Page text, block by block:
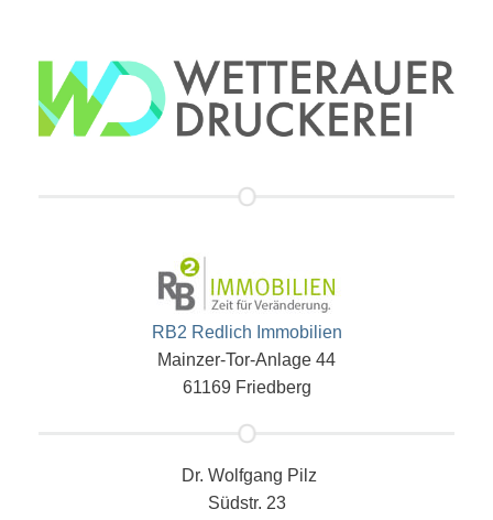
RB2 Redlich Immobilien
Mainzer-Tor-Anlage 44
61169 Friedberg
Dr. Wolfgang Pilz
Südstr. 23